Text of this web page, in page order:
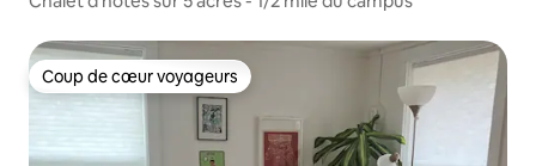
Coup de cœur voyageurs
Coup de cœur voyageurs